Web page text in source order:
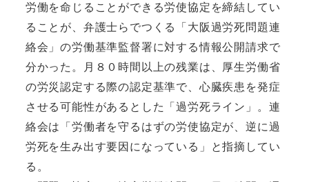
労働を命じることができる労使協定を締結してい
ることが、弁護士らでつくる「大阪過労死問題連
絡会」の労働基準監督署に対する情報公開請求で
分かった。月８０時間以上の残業は、厚生労働省
の労災認定する際の認定基準で、心臓疾患を発症
させる可能性があるとした「過労死ライン」。連
絡会は「労働者を守るはずの労使協定が、逆に過
労死を生み出す要因になっている」と指摘してい
る。